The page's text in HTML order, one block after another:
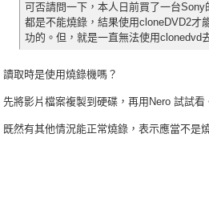
可否請問一下，本人日前買了一台
都是不能燒錄，結果使用cloneDVD2才
功的。但，就是一直無法使用clonedvd
讀取時是使用燒錄機嗎？
先將影片檔案複製到硬碟，再用Nero 試試看
既然有其他情況能正常燒錄，表示應當不是